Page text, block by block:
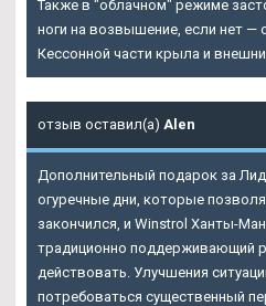
Также в "облачном" режиме
ноги на возвышение, если нет —
Кессонной части крыла и
отзыв оставил(а) Alen
Дополнительный подарок за
огуречные дни, которые
закончился, и Winstrol Ханты-
традиционно поддерживающий
действовать. Улучшения
потребоваться существенный